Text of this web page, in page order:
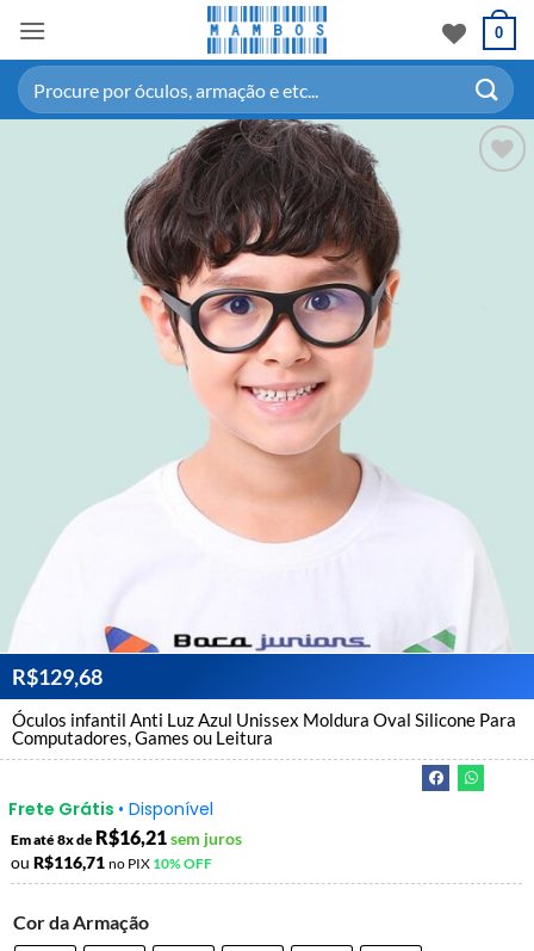
0
R$129,68
Óculos infantil Anti Luz Azul Unissex Moldura Oval Silicone Para
Computadores, Games ou Leitura
Frete Grátis • Disponível
Em até 8x de R$16,21sem juros
ou R$116,71 no PIX 10% OFF
Cor da Armação